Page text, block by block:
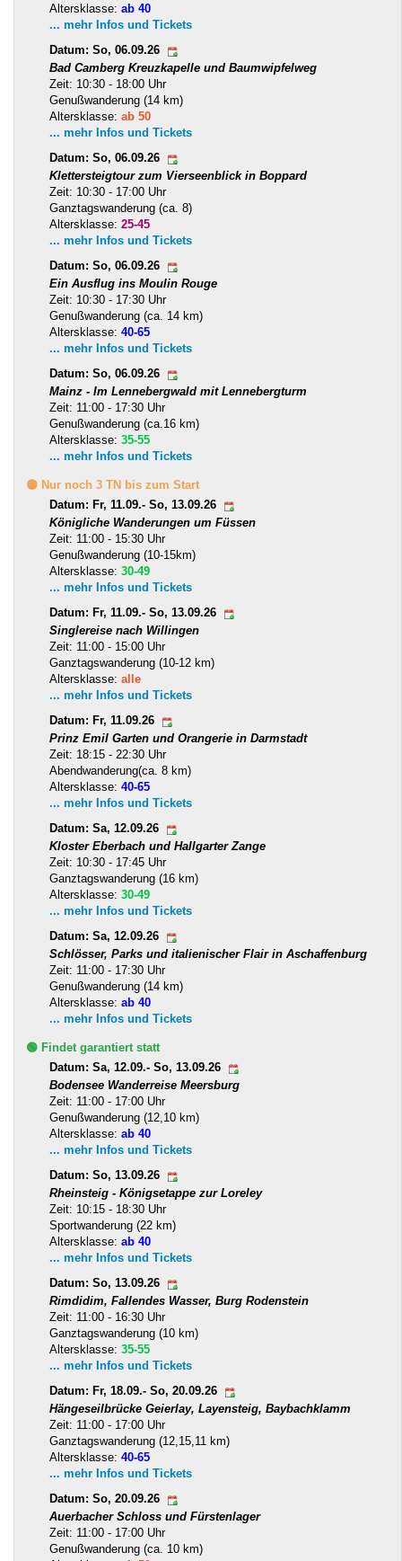
Altersklasse: ab 40
... mehr Infos und Tickets
Datum: So, 06.09.26
Bad Camberg Kreuzkapelle und Baumwipfelweg
Zeit: 10:30 - 18:00 Uhr
Genußwanderung (14 km)
Altersklasse: ab 50
... mehr Infos und Tickets
Datum: So, 06.09.26
Klettersteigtour zum Vierseenblick in Boppard
Zeit: 10:30 - 17:00 Uhr
Ganztagswanderung (ca. 8)
Altersklasse: 25-45
... mehr Infos und Tickets
Datum: So, 06.09.26
Ein Ausflug ins Moulin Rouge
Zeit: 10:30 - 17:30 Uhr
Genußwanderung (ca. 14 km)
Altersklasse: 40-65
... mehr Infos und Tickets
Datum: So, 06.09.26
Mainz - Im Lennebergwald mit Lennebergturm
Zeit: 11:00 - 17:30 Uhr
Genußwanderung (ca.16 km)
Altersklasse: 35-55
... mehr Infos und Tickets
🟡 Nur noch 3 TN bis zum Start
Datum: Fr, 11.09.- So, 13.09.26
Königliche Wanderungen um Füssen
Zeit: 11:00 - 15:30 Uhr
Genußwanderung (10-15km)
Altersklasse: 30-49
... mehr Infos und Tickets
Datum: Fr, 11.09.- So, 13.09.26
Singlereise nach Willingen
Zeit: 11:00 - 15:00 Uhr
Ganztagswanderung (10-12 km)
Altersklasse: alle
... mehr Infos und Tickets
Datum: Fr, 11.09.26
Prinz Emil Garten und Orangerie in Darmstadt
Zeit: 18:15 - 22:30 Uhr
Abendwanderung(ca. 8 km)
Altersklasse: 40-65
... mehr Infos und Tickets
Datum: Sa, 12.09.26
Kloster Eberbach und Hallgarter Zange
Zeit: 10:30 - 17:45 Uhr
Ganztagswanderung (16 km)
Altersklasse: 30-49
... mehr Infos und Tickets
Datum: Sa, 12.09.26
Schlösser, Parks und italienischer Flair in Aschaffenburg
Zeit: 11:00 - 17:30 Uhr
Genußwanderung (14 km)
Altersklasse: ab 40
... mehr Infos und Tickets
🟢 Findet garantiert statt
Datum: Sa, 12.09.- So, 13.09.26
Bodensee Wanderreise Meersburg
Zeit: 11:00 - 17:00 Uhr
Genußwanderung (12,10 km)
Altersklasse: ab 40
... mehr Infos und Tickets
Datum: So, 13.09.26
Rheinsteig - Königsetappe zur Loreley
Zeit: 10:15 - 18:30 Uhr
Sportwanderung (22 km)
Altersklasse: ab 40
... mehr Infos und Tickets
Datum: So, 13.09.26
Rimdidim, Fallendes Wasser, Burg Rodenstein
Zeit: 11:00 - 16:30 Uhr
Ganztagswanderung (10 km)
Altersklasse: 35-55
... mehr Infos und Tickets
Datum: Fr, 18.09.- So, 20.09.26
Hängeseilbrücke Geierlay, Layensteig, Baybachklamm
Zeit: 11:00 - 17:00 Uhr
Ganztagswanderung (12,15,11 km)
Altersklasse: 40-65
... mehr Infos und Tickets
Datum: So, 20.09.26
Auerbacher Schloss und Fürstenlager
Zeit: 11:00 - 17:00 Uhr
Genußwanderung (ca. 10 km)